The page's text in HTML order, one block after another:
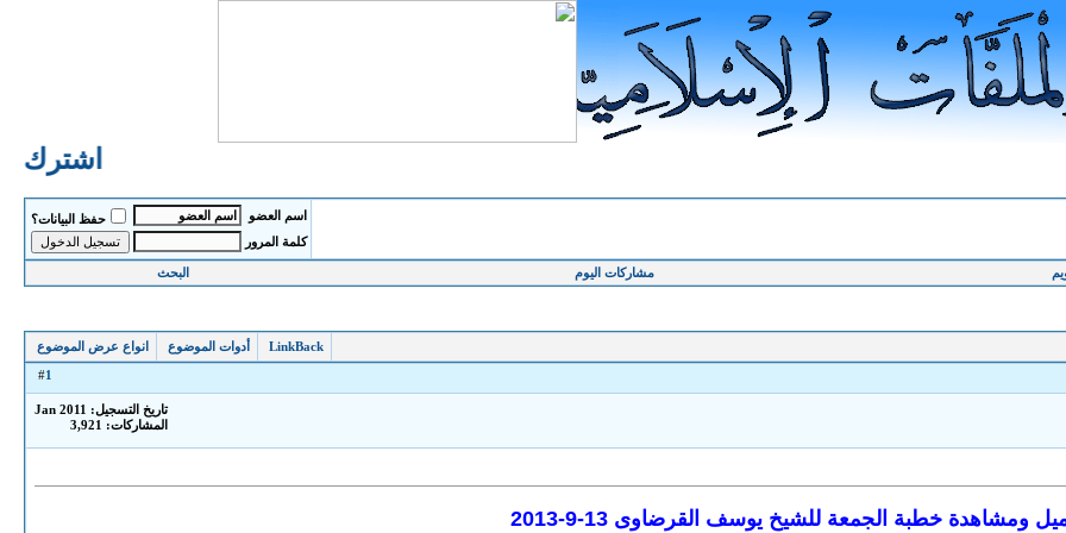
اشترك
اسم العضو
حفظ البيانات؟
كلمة المرور
مشاركات اليوم البحث
LinkBack أدوات الموضوع انواع عرض الموضوع
1
تاريخ التسجيل: Jan 2011
المشاركات: 3,921
ومشاهدة خطبة الجمعة للشيخ يوسف القرضاوى 13-9-2013